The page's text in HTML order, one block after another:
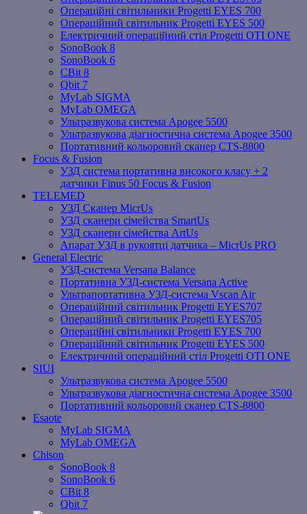
Операційні світильники Progetti EYES 700
Операційний світильник Progetti EYES 500
Електричний операційний стіл Progetti OTI ONE
SonoBook 8
SonoBook 6
СBit 8
Qbit 7
MyLab SIGMA
MyLab OMEGA
Ультразвукова система Apogee 5500
Ультразвукова діагностична система Apogee 3500
Портативний кольоровий сканер CTS-8800
Focus & Fusion
УЗД система портативна високого класу + 2
датчики Finus 50 Focus & Fusion
TELEMED
УЗД Сканер MicrUs
УЗД сканери сімейства SmartUs
УЗД сканери сімейства ArtUs
Апарат УЗД в рукоятці датчика – MicrUs PRO
General Electric
УЗД-система Versana Balance
Портативна УЗД-система Versana Active
Ультрапортативна УЗД-система Vscan Air
Операційний світильник Progetti EYES707
Операційний світильник Progetti EYES705
Операційні світильники Progetti EYES 700
Операційний світильник Progetti EYES 500
Електричний операційний стіл Progetti OTI ONE
SIUI
Ультразвукова система Apogee 5500
Ультразвукова діагностична система Apogee 3500
Портативний кольоровий сканер CTS-8800
Esaote
MyLab SIGMA
MyLab OMEGA
Chison
SonoBook 8
SonoBook 6
СBit 8
Qbit 7